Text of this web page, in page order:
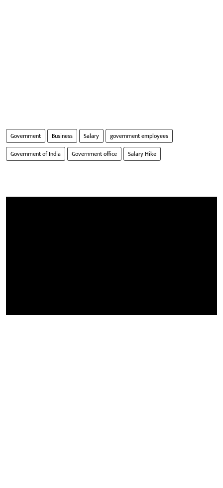
Government Business Salary
government employees
Government of India
Government office Salary Hike